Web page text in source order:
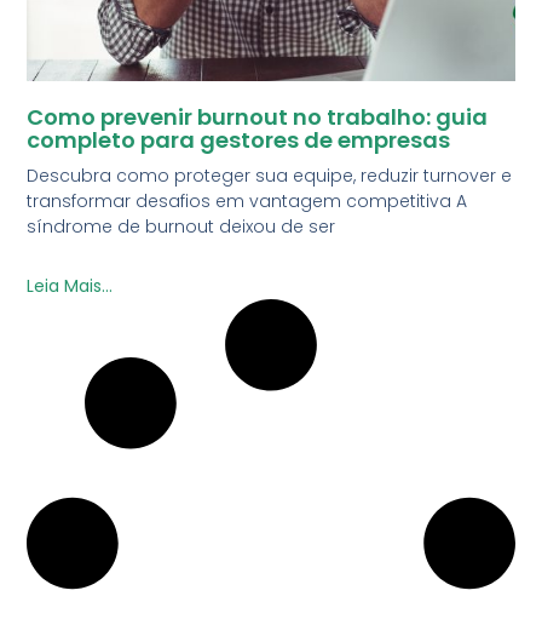
Como prevenir burnout no trabalho: guia
completo para gestores de empresas
Descubra como proteger sua equipe, reduzir turnover e
transformar desafios em vantagem competitiva A
síndrome de burnout deixou de ser
Leia Mais...